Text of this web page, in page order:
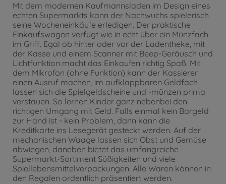
Mit dem modernen Kaufmannsladen im Design eines
echten Supermarkts kann der Nachwuchs spielerisch
seine Wocheneinkäufe erledigen. Der praktische
Einkaufswagen verfügt wie in echt über ein Münzfach
im Griff. Egal ob hinter oder vor der Ladentheke, mit
der Kasse und einem Scanner mit Beep-Geräusch und
Lichtfunktion macht das Einkaufen richtig Spaß. Mit
dem Mikrofon (ohne Funktion) kann der Kassierer
einen Ausruf machen, im aufklappbaren Geldfach
lassen sich die Spielgeldscheine und -münzen prima
verstauen. So lernen Kinder ganz nebenbei den
richtigen Umgang mit Geld. Falls einmal kein Bargeld
zur Hand ist - kein Problem, dann kann die
Kreditkarte ins Lesegerät gesteckt werden. Auf der
mechanischen Waage lassen sich Obst und Gemüse
abwiegen, daneben bietet das umfangreiche
Supermarkt-Sortiment Süßigkeiten und viele
Spiellebensmittelverpackungen. Alle Waren können in
den Regalen ordentlich präsentiert werden.